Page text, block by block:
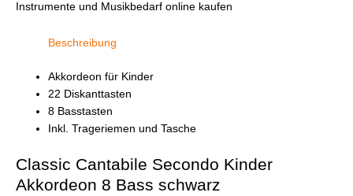
Instrumente und Musikbedarf online kaufen
Beschreibung
Akkordeon für Kinder
22 Diskanttasten
8 Basstasten
Inkl. Trageriemen und Tasche
Classic Cantabile Secondo Kinder
Akkordeon 8 Bass schwarz